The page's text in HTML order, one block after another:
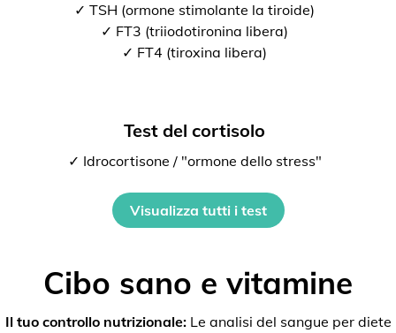
✓ TSH (ormone stimolante la tiroide)
✓ FT3 (triiodotironina libera)
✓ FT4 (tiroxina libera)
Test del cortisolo
✓ Idrocortisone / "ormone dello stress"
Visualizza tutti i test
Cibo sano e vitamine
Il tuo controllo nutrizionale:Le analisi del sangue per diete